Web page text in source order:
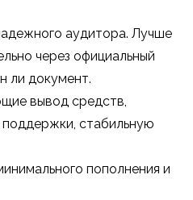
аудитора. Лучше
через официальный
ли документ.
вывод средств,
стабильную
пополнения и